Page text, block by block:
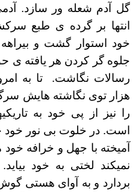
گل آدم شعله ور سازد.
انتها بر گرده ی طبع
خود استوار گشت و
جلوه گر کردن هر یافته ی
رسالات نگاشت. تا به
هزار توی نگاشته هایش
را نیز از پی خود به
است. در خلوت بی نور خود
آمیخته با جهل و خرافه
نمیکند لختی به خود
بردارد و به آوای هستی گوش